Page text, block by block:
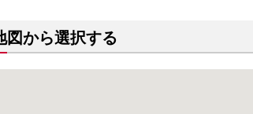
図から選択する